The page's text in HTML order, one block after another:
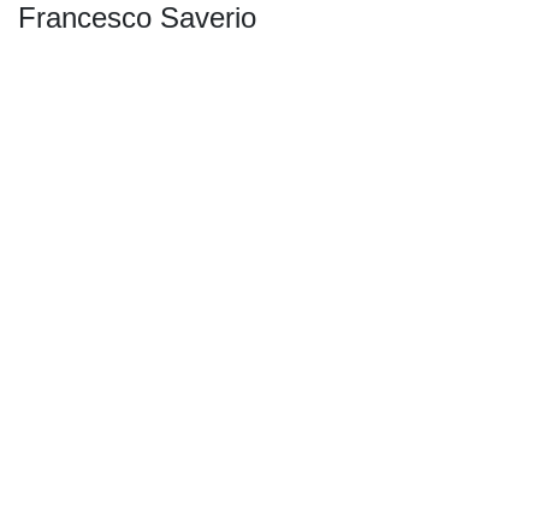
Francesco Saverio